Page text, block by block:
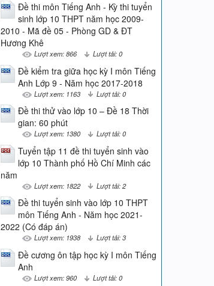
Đề thi môn Tiếng Anh - Kỳ thi tuyển
sinh lớp 10 THPT năm học 2009-
2010 - Mã đề 05 - Phòng GD & ĐT
Hương Khê
Lượt xem: 866 Lượt tải: 0
Đề kiểm tra giữa học kỳ I môn Tiếng
Anh Lớp 9 - Năm học 2017-2018
Lượt xem: 1163 Lượt tải: 0
Đề thi thử vào lớp 10 – Đề 18 Thời
gian: 60 phút
Lượt xem: 1380 Lượt tải: 0
Tuyển tập 11 đề thi tuyển sinh vào
lớp 10 Thành phố Hồ Chí Minh các
năm
Lượt xem: 1822 Lượt tải: 2
Đề thi tuyển sinh vào lớp 10 THPT
môn Tiếng Anh - Năm học 2021-
2022 (Có đáp án)
Lượt xem: 1938 Lượt tải: 3
Đề cương ôn tập học kỳ I môn Tiếng
Anh
Lượt xem: 960 Lượt tải: 0